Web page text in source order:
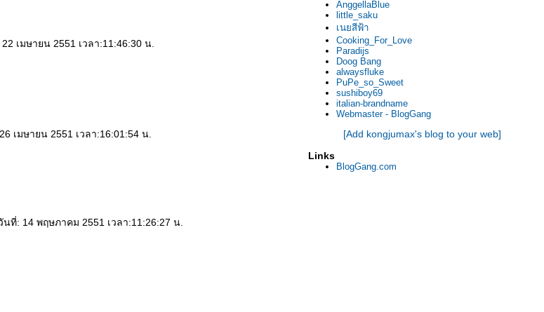
เมษายน 2551 เวลา:11:46:30 น.
เมษายน 2551 เวลา:16:01:54 น.
ที่: 14 พฤษภาคม 2551 เวลา:11:26:27 น.
AnggellaBlue
little_saku
เนยสีฟ้า
Cooking_For_Love
Paradijs
Doog Bang
alwaysfluke
PuPe_so_Sweet
sushiboy69
italian-brandname
Webmaster - BlogGang
[Add kongjumax's blog to your web]
Links
BlogGang.com